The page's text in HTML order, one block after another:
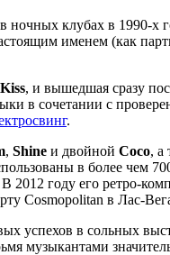
клубах в 1990-х
именем (как
, и вышедшая сразу
в сочетании с
.
, Shine и двойной Coco, а
в более чем
2012 году его ретро-
Cosmopolitan в Лас-
успехов в сольных
музыкантами